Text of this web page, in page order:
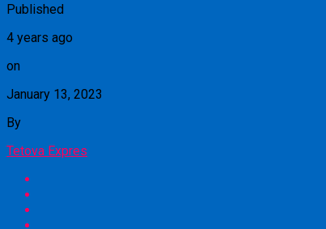
Published
4 years ago
on
January 13, 2023
By
Tetova Expres